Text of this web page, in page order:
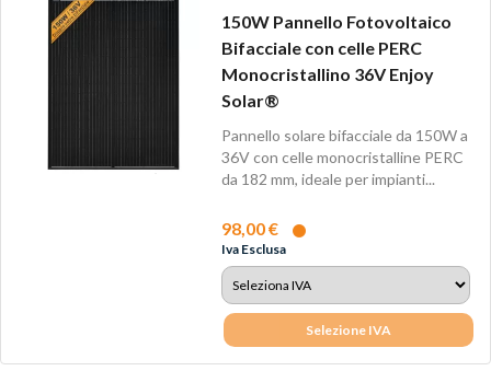
150W Pannello Fotovoltaico
Bifacciale con celle PERC
Monocristallino 36V Enjoy
Solar®
Pannello solare bifacciale da 150W a
36V con celle monocristalline PERC
da 182 mm, ideale per impianti...
98,00 €
Iva Esclusa
Selezione IVA